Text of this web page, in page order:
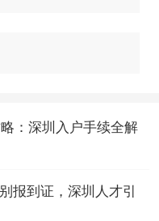
：深圳入户手续全解
报到证，深圳人才引